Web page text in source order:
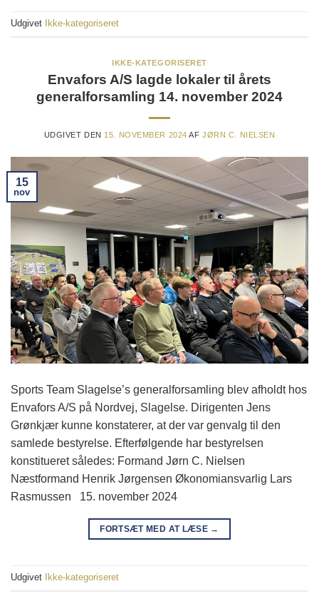
Udgivet Ikke-kategoriseret
IKKE-KATEGORISERET
Envafors A/S lagde lokaler til årets
generalforsamling 14. november 2024
UDGIVET DEN 15. NOVEMBER 2024 AFJØRN C. NIELSEN
15
nov
Sports Team Slagelse’s generalforsamling blev afholdt hos
Envafors A/S på Nordvej, Slagelse. Dirigenten Jens
Grønkjær kunne konstaterer, at der var genvalg til den
samlede bestyrelse. Efterfølgende har bestyrelsen
konstitueret således: Formand Jørn C. Nielsen
Næstformand Henrik Jørgensen Økonomiansvarlig Lars
Rasmussen 15. november 2024
FORTSÆT MED AT LÆSE →
Udgivet Ikke-kategoriseret